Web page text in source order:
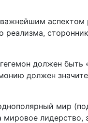
аспектом
реализма,
должен быть
должен
мир